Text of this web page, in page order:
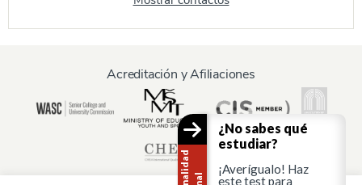
Acreditación y Afiliaciones
¿No sabes qué
estudiar?
¡Averígualo! Haz
este test para